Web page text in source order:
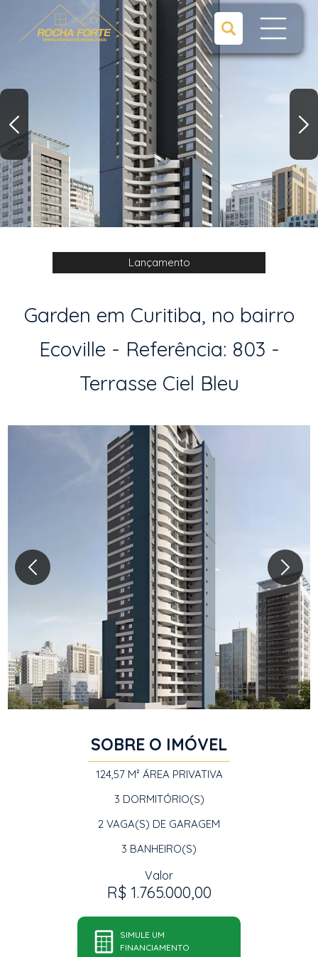
Lançamento
Garden em Curitiba, no bairro
Ecoville - Referência: 803 -
Terrasse Ciel Bleu
SOBRE O IMÓVEL
124,57 M² ÁREA PRIVATIVA
3 DORMITÓRIO(S)
2 VAGA(S) DE GARAGEM
3 BANHEIRO(S)
Valor
R$ 1.765.000,00
SIMULE UM
FINANCIAMENTO